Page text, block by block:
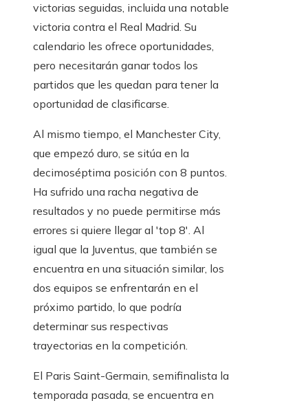
victorias seguidas, incluida una notable
victoria contra el Real Madrid. Su
calendario les ofrece oportunidades,
pero necesitarán ganar todos los
partidos que les quedan para tener la
oportunidad de clasificarse.
Al mismo tiempo, el Manchester City,
que empezó duro, se sitúa en la
decimoséptima posición con 8 puntos.
Ha sufrido una racha negativa de
resultados y no puede permitirse más
errores si quiere llegar al 'top 8'. Al
igual que la Juventus, que también se
encuentra en una situación similar, los
dos equipos se enfrentarán en el
próximo partido, lo que podría
determinar sus respectivas
trayectorias en la competición.
El Paris Saint-Germain, semifinalista la
temporada pasada, se encuentra en